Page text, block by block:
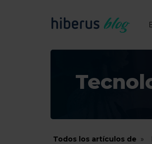
Todos los artículos de